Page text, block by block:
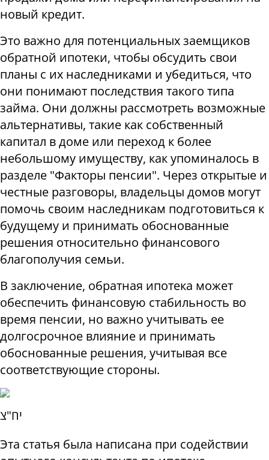
новый кредит.
Это важно для потенциальных заемщиков
обратной ипотеки, чтобы обсудить свои
планы с их наследниками и убедиться, что
они понимают последствия такого типа
займа. Они должны рассмотреть возможные
альтернативы, такие как собственный
капитал в доме или переход к более
небольшому имуществу, как упоминалось в
разделе "Факторы пенсии". Через открытые и
честные разговоры, владельцы домов могут
помочь своим наследникам подготовиться к
будущему и принимать обоснованные
решения относительно финансового
благополучия семьи.
В заключение, обратная ипотека может
обеспечить финансовую стабильность во
время пенсии, но важно учитывать ее
долгосрочное влияние и принимать
обоснованные решения, учитывая все
соответствующие стороны.
יח"צ
Эта статья была написана при содействии